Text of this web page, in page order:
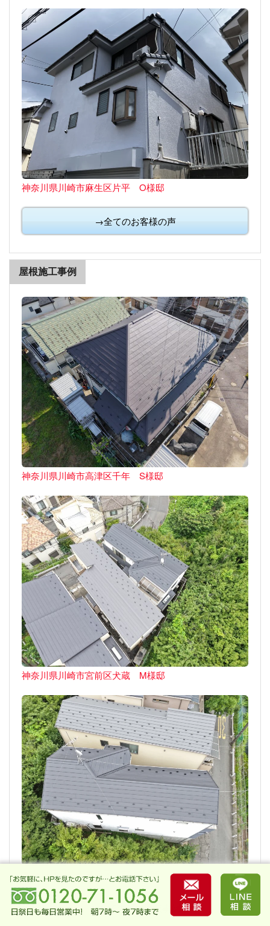
神奈川県川崎市麻生区片平 O様邸
→全てのお客様の声
屋根施工事例
神奈川県川崎市高津区千年 S様邸
神奈川県川崎市宮前区犬蔵 M様邸
神奈川県川崎市宮前区犬蔵 I様邸
→全ての屋根塗装事例